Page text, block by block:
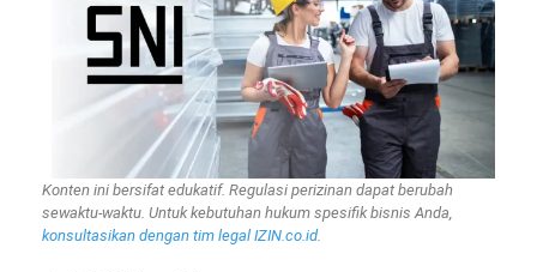
Konten ini bersifat edukatif. Regulasi perizinan dapat berubah
sewaktu-waktu. Untuk kebutuhan hukum spesifik bisnis Anda,
konsultasikan dengan tim legal IZIN.co.id.